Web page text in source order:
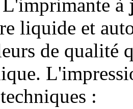
L'imprimante à
liquide et
de qualité
: